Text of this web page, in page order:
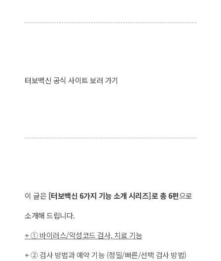
터보백신 공식 사이트 보러 가기
이 글은 [터보백신 6가지 기능 소개 시리즈]로총 6편으로
소개해 드립니다.
+ ① 바이러스/악성코드 검사, 치료 기능
+② 검사 방법과 예약 기능 (정밀/빠른/선택 검사 방법)